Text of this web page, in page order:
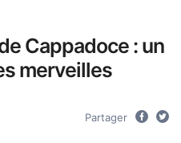
Cappadoce : un
merveilles
Partager